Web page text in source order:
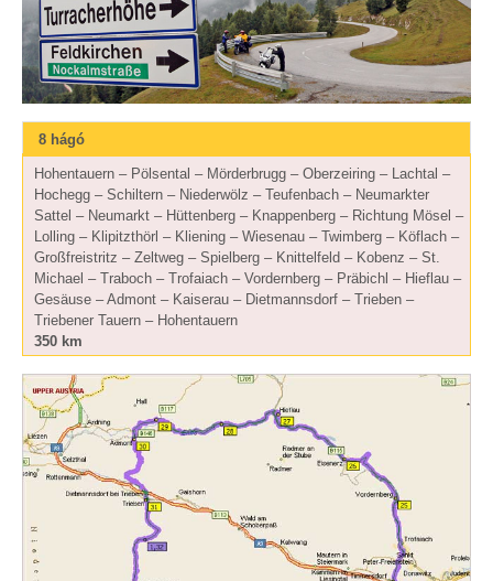
8 hágó
Hohentauern – Pölsental – Mörderbrugg – Oberzeiring – Lachtal –
Hochegg – Schiltern – Niederwölz – Teufenbach – Neumarkter
Sattel – Neumarkt – Hüttenberg – Knappenberg – Richtung Mösel –
Lolling – Klipitzthörl – Kliening – Wiesenau – Twimberg – Köflach –
Großfreistritz – Zeltweg – Spielberg – Knittelfeld – Kobenz – St.
Michael – Traboch – Trofaiach – Vordernberg – Präbichl – Hieflau –
Gesäuse – Admont – Kaiserau – Dietmannsdorf – Trieben –
Triebener Tauern – Hohentauern
350 km